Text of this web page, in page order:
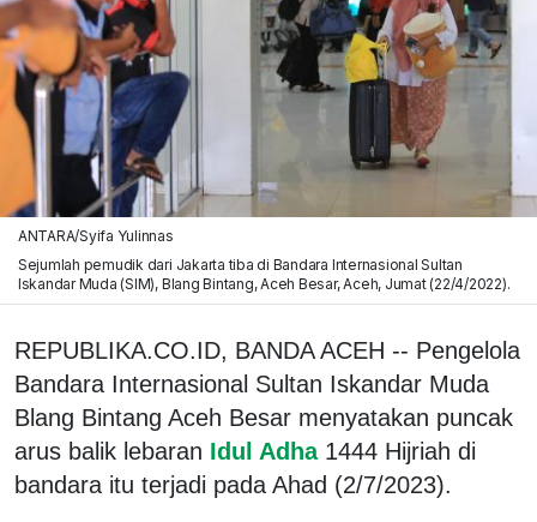
ANTARA/Syifa Yulinnas
Sejumlah pemudik dari Jakarta tiba di Bandara Internasional Sultan
Iskandar Muda (SIM), Blang Bintang, Aceh Besar, Aceh, Jumat (22/4/2022).
REPUBLIKA.CO.ID, BANDA ACEH -- Pengelola
Bandara Internasional Sultan Iskandar Muda
Blang Bintang Aceh Besar menyatakan puncak
arus balik lebaran Idul Adha 1444 Hijriah di
bandara itu terjadi pada Ahad (2/7/2023).